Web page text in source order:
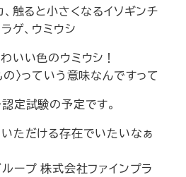
、触ると小さくなるイソギンチ
ゲ、ウミウシ
いい色のウミウシ！
の〉っていう意味なんですって
定試験の予定です。
ただける存在でいたいなぁ
ープ 株式会社ファインプラ